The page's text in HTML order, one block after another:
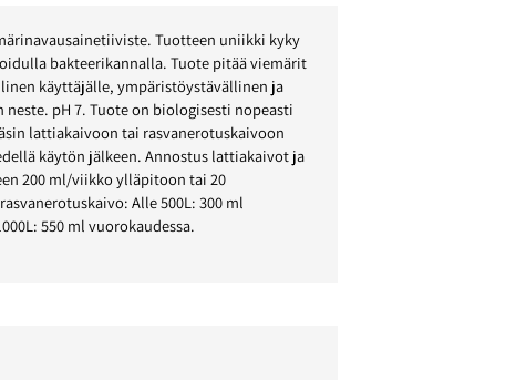
Tuotteen uniikki kyky
bakteerikannalla. Tuote pitää viemärit
käyttäjälle, ympäristöystävällinen ja
pH 7. Tuote on biologisesti nopeasti
lattiakaivoon tai rasvanerotuskaivoon
käytön jälkeen. Annostus lattiakaivot ja
200 ml/viikko ylläpitoon tai 20
Alle 500L: 300 ml
550 ml vuorokaudessa.